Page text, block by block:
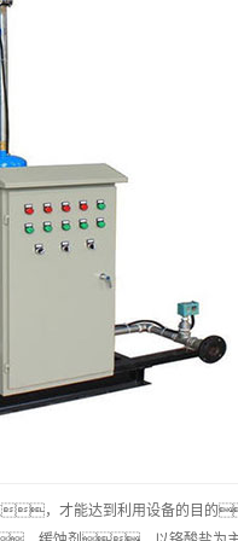
，才能达到利用设备的目